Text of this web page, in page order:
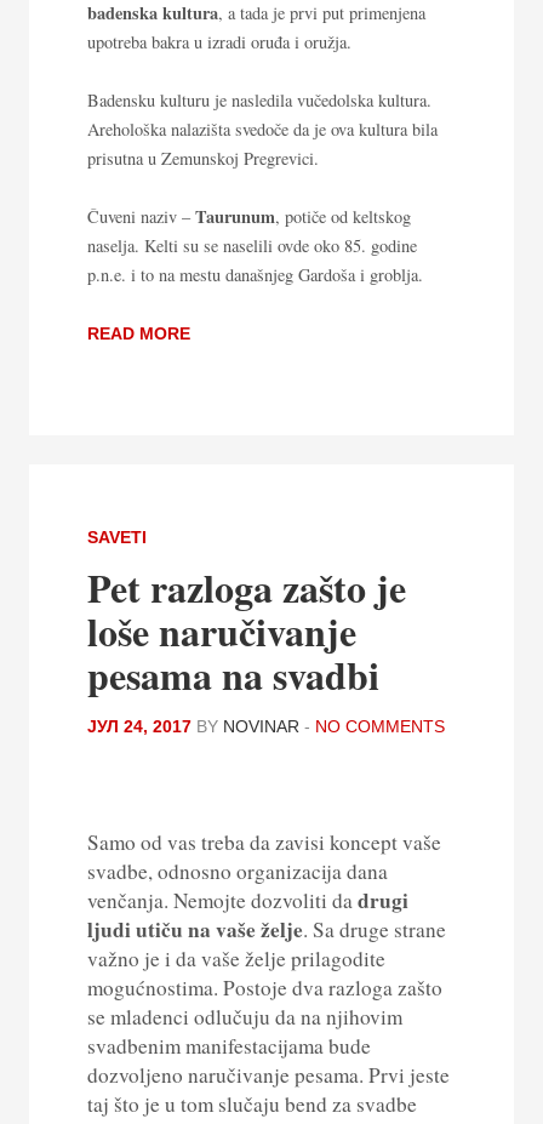
badenska kultura, a tada je prvi put primenjena
upotreba bakra u izradi oruđa i oružja.
Badensku kulturu je nasledila vučedolska kultura.
Arehološka nalazišta svedoče da je ova kultura bila
prisutna u Zemunskoj Pregrevici.
Čuveni naziv – Taurunum, potiče od keltskog
naselja. Kelti su se naselili ovde oko 85. godine
p.n.e. i to na mestu današnjeg Gardoša i groblja.
READ MORE
SAVETI
Pet razloga zašto je
loše naručivanje
pesama na svadbi
ЈУЛ 24, 2017 BY NOVINAR - NO COMMENTS
Samo od vas treba da zavisi koncept vaše
svadbe, odnosno organizacija dana
venčanja. Nemojte dozvoliti dadrugi
ljudi utiču na vaše želje. Sa druge strane
važno je i da vaše želje prilagodite
mogućnostima. Postoje dva razloga zašto
se mladenci odlučuju da na njihovim
svadbenim manifestacijama bude
dozvoljeno naručivanje pesama. Prvi jeste
taj što je u tom slučaju bend za svadbe